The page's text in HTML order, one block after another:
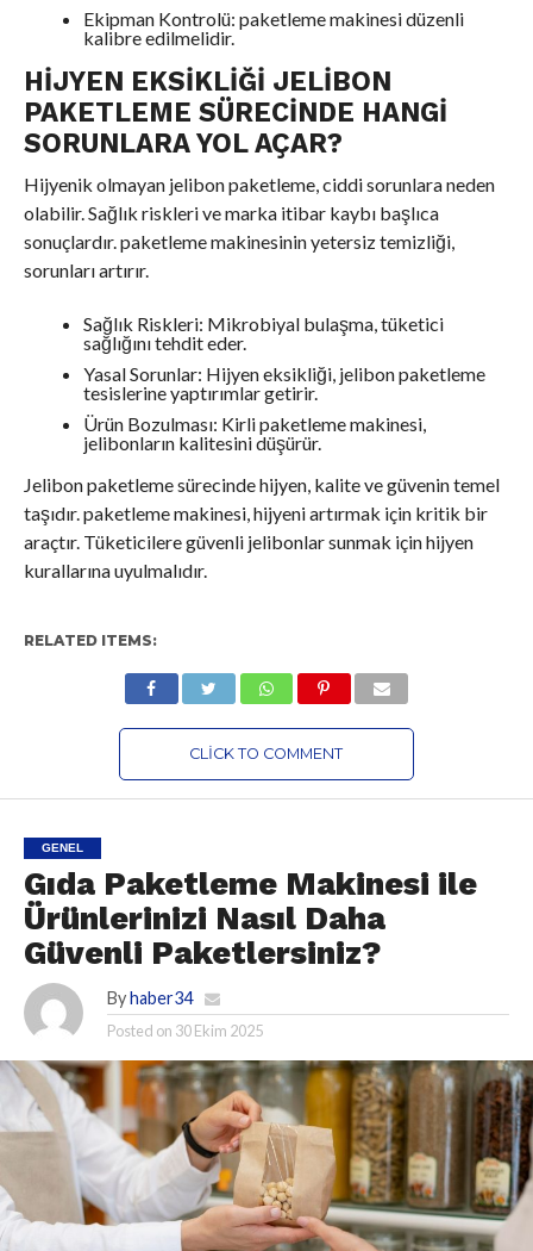
Ekipman Kontrolü: paketleme makinesi düzenli
kalibre edilmelidir.
HIJYEN EKSIKLIĞI JELIBON
PAKETLEME SÜRECINDE HANGI
SORUNLARA YOL AÇAR?
Hijyenik olmayan jelibon paketleme, ciddi sorunlara neden
olabilir. Sağlık riskleri ve marka itibar kaybı başlıca
sonuçlardır. paketleme makinesinin yetersiz temizliği,
sorunları artırır.
Sağlık Riskleri: Mikrobiyal bulaşma, tüketici
sağlığını tehdit eder.
Yasal Sorunlar: Hijyen eksikliği, jelibon paketleme
tesislerine yaptırımlar getirir.
Ürün Bozulması: Kirli paketleme makinesi,
jelibonların kalitesini düşürür.
Jelibon paketleme sürecinde hijyen, kalite ve güvenin temel
taşıdır. paketleme makinesi, hijyeni artırmak için kritik bir
araçtır. Tüketicilere güvenli jelibonlar sunmak için hijyen
kurallarına uyulmalıdır.
RELATED ITEMS:
CLICK TO COMMENT
GENEL
Gıda Paketleme Makinesi ile
Ürünlerinizi Nasıl Daha
Güvenli Paketlersiniz?
By haber34
Posted on 30 Ekim 2025